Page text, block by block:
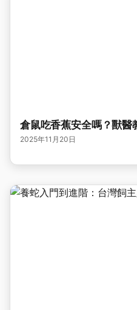
倉鼠吃香蕉安全嗎？獸醫
2025年11月20日